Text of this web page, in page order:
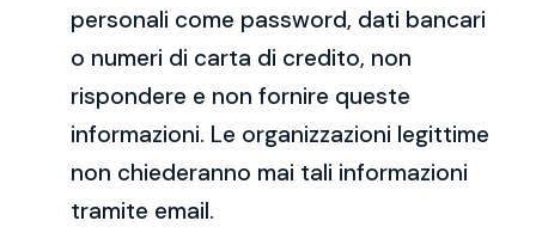
personali come password, dati bancari
o numeri di carta di credito, non
rispondere e non fornire queste
informazioni. Le organizzazioni legittime
non chiederanno mai tali informazioni
tramite email.